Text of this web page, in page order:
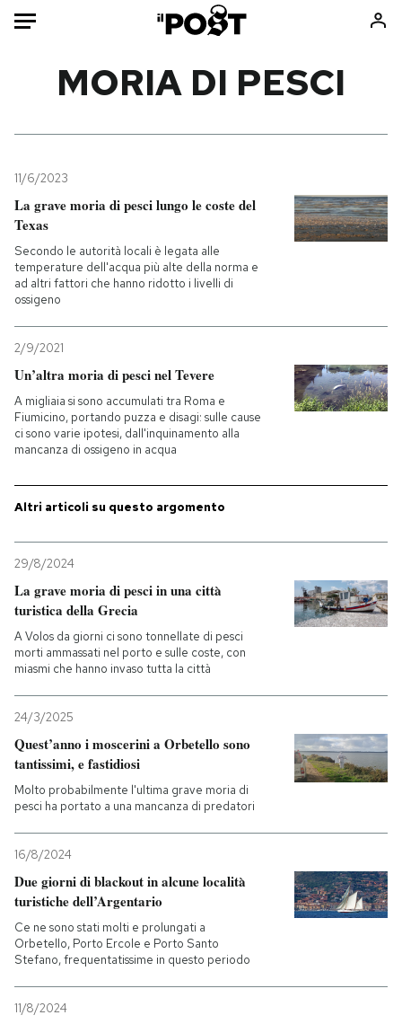
Mondo
Politica
Internet
Scienza
Cultura
Economia
Consumismi
Media
Altrecose
PODCAST
NEWSLETTER
I MIEI PREFERITI
SHOP
CALENDARIO
Entra
MORIA DI PESCI
11/6/2023
La grave moria di pesci lungo le coste del
Texas
Secondo le autorità locali è legata alle
temperature dell'acqua più alte della norma e
ad altri fattori che hanno ridotto i livelli di
ossigeno
2/9/2021
Un’altra moria di pesci nel Tevere
A migliaia si sono accumulati tra Roma e
Fiumicino, portando puzza e disagi: sulle cause
ci sono varie ipotesi, dall'inquinamento alla
mancanza di ossigeno in acqua
Altri articoli su questo argomento
29/8/2024
La grave moria di pesci in una città
turistica della Grecia
A Volos da giorni ci sono tonnellate di pesci
morti ammassati nel porto e sulle coste, con
miasmi che hanno invaso tutta la città
24/3/2025
Quest’anno i moscerini a Orbetello sono
tantissimi, e fastidiosi
Molto probabilmente l'ultima grave moria di
pesci ha portato a una mancanza di predatori
16/8/2024
Due giorni di blackout in alcune località
turistiche dell’Argentario
Ce ne sono stati molti e prolungati a
Orbetello, Porto Ercole e Porto Santo
Stefano, frequentatissime in questo periodo
11/8/2024